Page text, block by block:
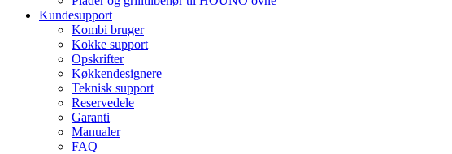
Kundesupport
Kombi bruger
Kokke support
Opskrifter
Køkkendesignere
Teknisk support
Reservedele
Garanti
Manualer
FAQ